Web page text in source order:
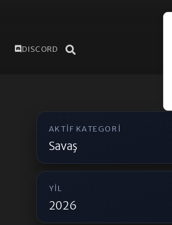
DISCORD
AKTIF KATEGORI
Savaş
YIL
2026